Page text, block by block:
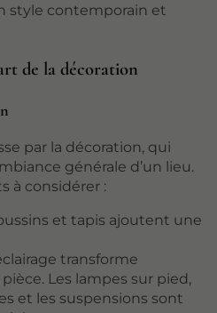
style contemporain et
de la décoration
par la décoration, qui
générale d’un lieu.
à considérer :
et tapis ajoutent une
transforme
Les lampes sur pied,
et les suspensions sont